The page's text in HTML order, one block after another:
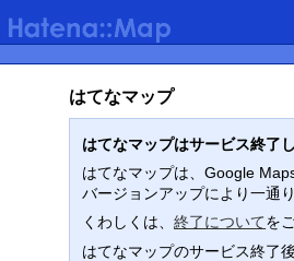
はてなマップ
はてなマップはサービス終了
はてなマップは、Google
バージョンアップにより一通
くわしくは、終了についてを
はてなマップのサービス終了